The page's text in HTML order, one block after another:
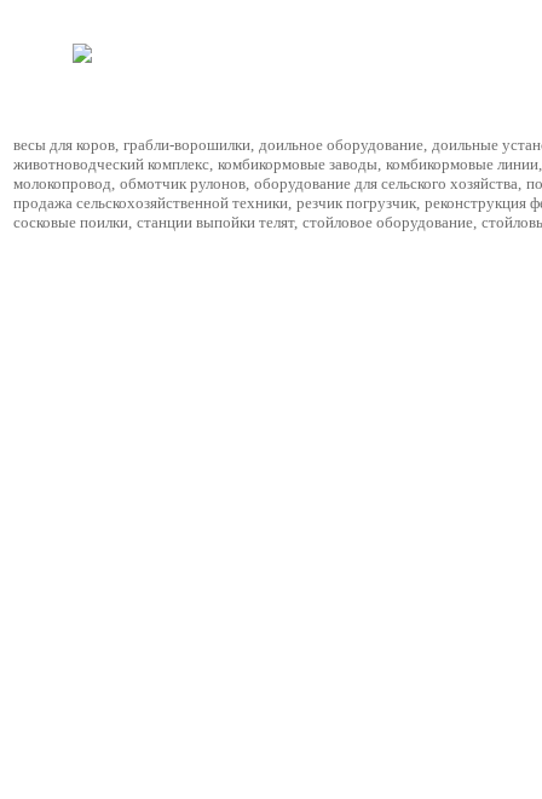
весы для коров, грабли-ворошилки, доильное оборудование, доильные
животноводческий комплекс, комбикормовые заводы, комбикормовые линии,
молокопровод, обмотчик рулонов, оборудование для сельского хозяйства,
продажа сельскохозяйственной техники, резчик погрузчик, реконструкция
сосковые поилки, станции выпойки телят, стойловое оборудование,